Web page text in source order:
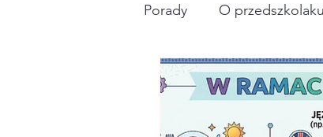
Porady O przedszkolaku
biznesowo poród+